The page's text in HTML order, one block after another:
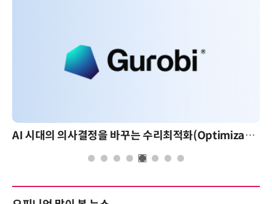
AI 시대의 의사결정을 바꾸는 수리최적화(Optimization): 실제 산업 적용 사례와 활용 전략